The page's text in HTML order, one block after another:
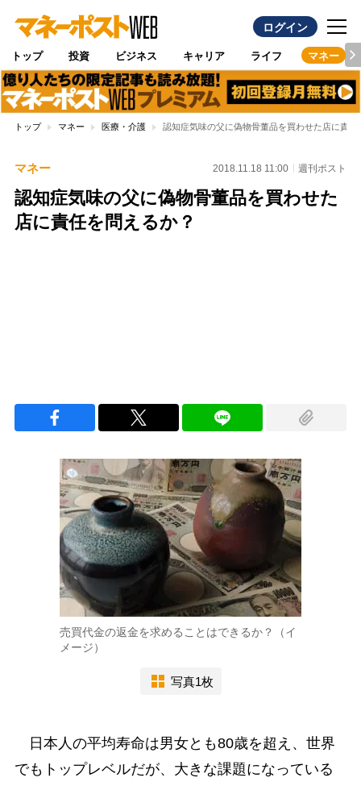
ログイン
トップ 投資 ビジネス キャリア ライフ マネー
トップ マネー 医療・介護 認知症気味の父に偽物骨董品を買わせた店に責任
マネー 2018.11.18 11:00 週刊ポスト
認知症気味の父に偽物骨董品を買わせた
店に責任を問えるか？
売買代金の返金を求めることはできるか？（イ
メージ）
写真1枚
日本人の平均寿命は男女とも80歳を超え、世界
でもトップレベルだが、大きな課題になっている